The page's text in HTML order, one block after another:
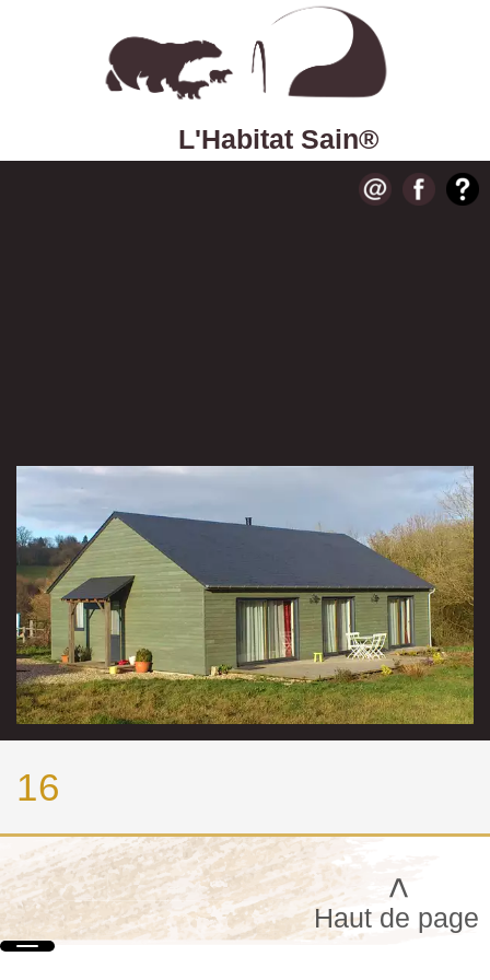
L'Habitat Sain®
>
Haut de page
16